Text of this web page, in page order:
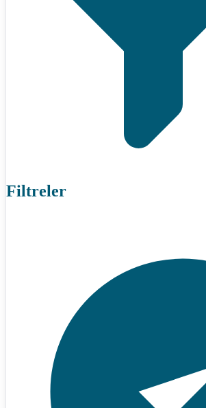
Filtreler